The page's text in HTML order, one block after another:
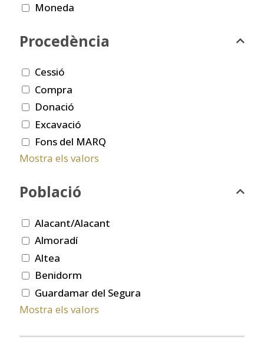
Moneda
Procedència
Cessió
Compra
Donació
Excavació
Fons del MARQ
Mostra els valors
Població
Alacant/Alacant
Almoradí
Altea
Benidorm
Guardamar del Segura
Mostra els valors